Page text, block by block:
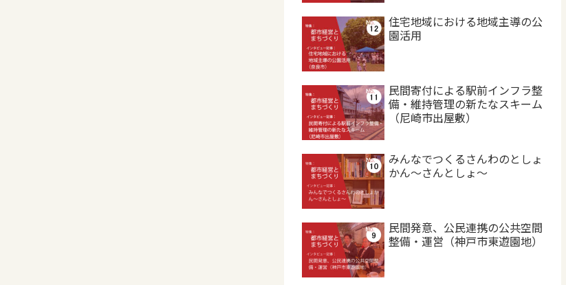
住宅地域における地域主導の公
園活用
民間寄付による駅前インフラ整
備・維持管理の新たなスキーム
（尼崎市出屋敷）
みんなでつくるさんわのとしょ
かん～さんとしょ～
民間発意、公民連携の公共空間
整備・運営（神戸市東遊園地）